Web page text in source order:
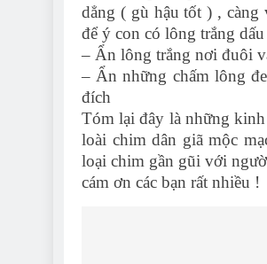
dẳng ( gù hậu tốt ) ,
để ý con có lông trắng
– Ẩn lông trắng nơi đuôi
– Ẩn những chấm lông
đích
Tóm lại đây là những
loài chim dân giã mộc
loại chim gần gũi với
cám ơn các bạn rất nhiều !